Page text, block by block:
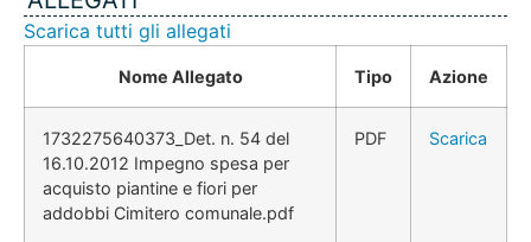
Scarica tutti gli allegati
Nome Allegato Tipo Azione
1732275640373_Det. n. 54 del
16.10.2012 Impegno spesa per
acquisto piantine e fiori per
addobbi Cimitero comunale.pdf
PDF Scarica